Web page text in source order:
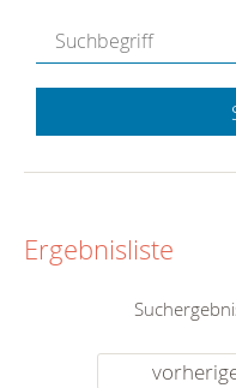
Ergebnisliste